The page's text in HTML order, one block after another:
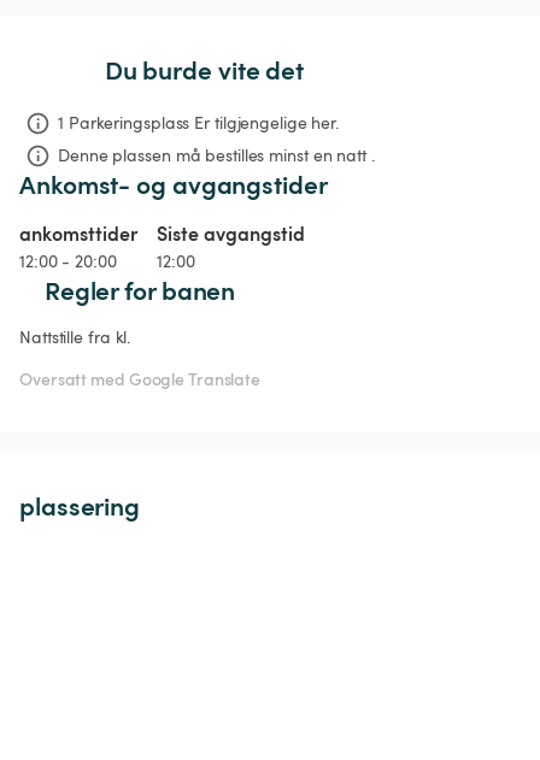
Du burde vite det
1 Parkeringsplass Er tilgjengelige her.
Denne plassen må bestilles minst en natt .
Ankomst- og avgangstider
ankomsttider
12:00 - 20:00
Siste avgangstid
12:00
Regler for banen
Nattstille fra kl.
Oversatt med Google Translate
plassering